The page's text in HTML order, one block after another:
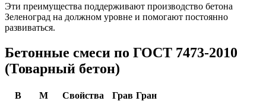
Эти преимущества поддерживают производство бетона
Зеленоград на должном уровне и помогают постоянно
развиваться.
Бетонные смеси по ГОСТ 7473-2010
(Товарный бетон)
В М Свойства Грав Гран